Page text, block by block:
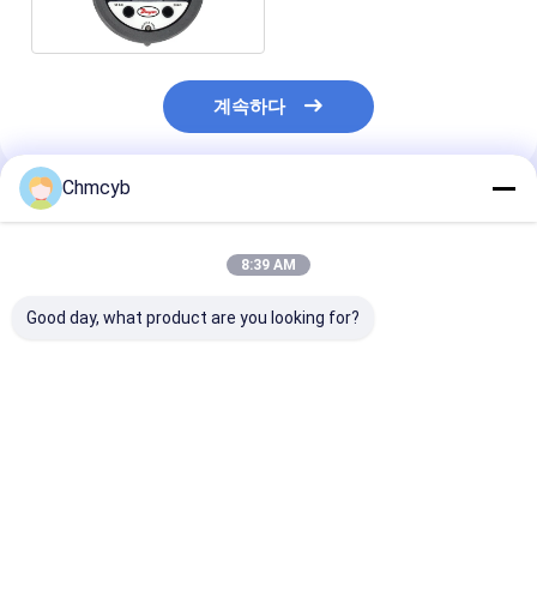
계속하다
추천된 제품
Chmcyb
8:39 AM
Good day, what product are you looking for?